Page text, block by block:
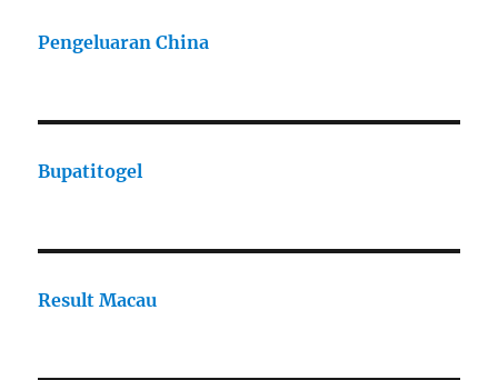
Pengeluaran China
Bupatitogel
Result Macau